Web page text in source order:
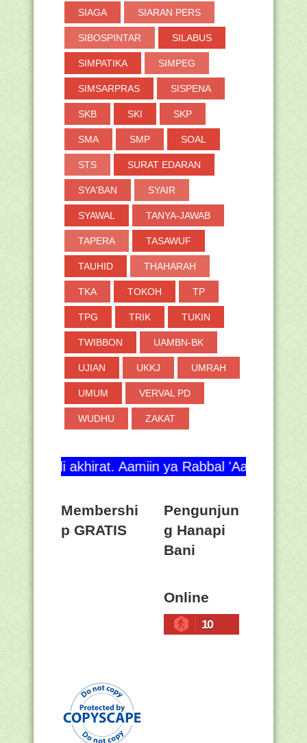
SIAGA SIARAN PERS
SIBOSPINTAR SILABUS
SIMPATIKA SIMPEG
SIMSARPRAS SISPENA
SKB SKI SKP
SMA SMP SOAL
STS SURAT EDARAN
SYA'BAN SYAIR
SYAWAL TANYA-JAWAB
TAPERA TASAWUF
TAUHID THAHARAH
TKA TOKOH TP
TPG TRIK TUKIN
TWIBBON UAMBN-BK
UJIAN UKKJ UMRAH
UMUM VERVAL PD
WUDHU ZAKAT
Aamiin ya Rabbal 'Aalamiin.....!!!
Membershi
p GRATIS
Pengunjun
g Hanapi
Bani
Online
10